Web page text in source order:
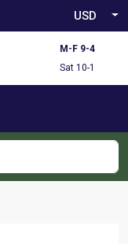
USD
M-F 9-4
Sat 10-1